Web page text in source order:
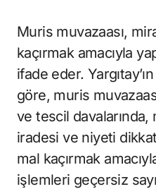
Muris muvazaası,
kaçırmak amacıyla
ifade eder.
göre, muris
ve tescil davalarında,
iradesi ve niyeti
mal kaçırmak
işlemleri geçersiz